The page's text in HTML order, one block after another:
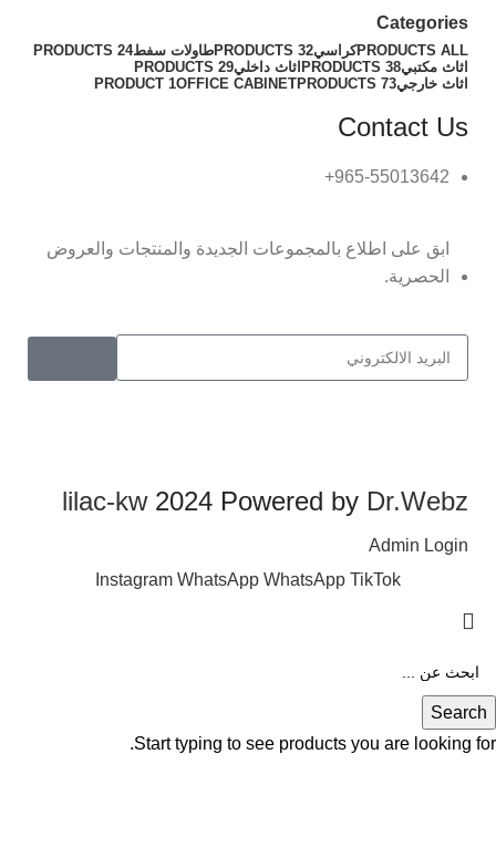
Categories
ALL
PRODUCTSكراسي32 PRODUCTS طاولات سفط24 PRODUCTS
اثاث مكتبي38 PRODUCTS اثاث داخلي29 PRODUCTS
اثاث خارجي73 PRODUCTS
OFFICE CABINET
1 PRODUCT
Contact Us
965-55013642+
ابق على اطلاع بالمجموعات الجديدة والمنتجات والعروض
الحصرية.
lilac-kw 2024 Powered by Dr.Webz
Admin Login
Instagram WhatsApp WhatsApp TikTok
Search
Start typing to see products you are looking for.